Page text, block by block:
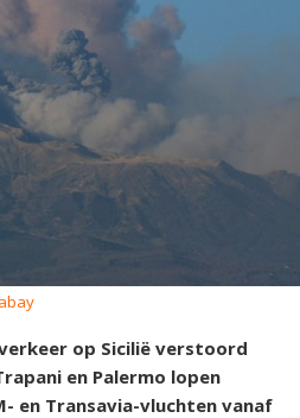
op Sicilië verstoord
en Palermo lopen
en Transavia-vluchten vanaf